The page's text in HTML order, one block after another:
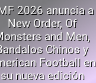
2026 anuncia a
New Order, Of
and Men,
Chinos y
Football en
su nueva edición